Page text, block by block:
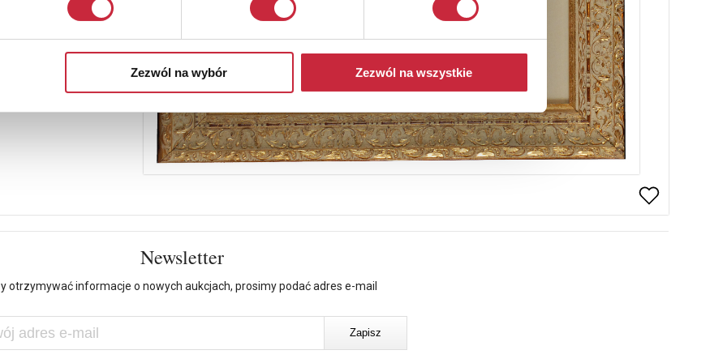
Zezwól na wybór Zezwól na wszystkie
Newsletter
otrzymywać informacje o nowych aukcjach, prosimy podać adres e-mail